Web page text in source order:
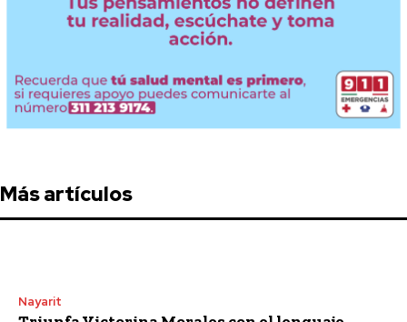
Más artículos
Nayarit